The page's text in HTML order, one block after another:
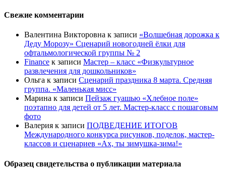
Свежие комментарии
Валентина Викторовна к записи «Волшебная дорожка к
Деду Морозу» Сценарий новогодней ёлки для
офтальмологической группы № 2
Finance к записи Мастер – класс «Физкультурное
развлечения для дошкольников»
Ольга к записи Сценарий праздника 8 марта. Средняя
группа. «Маленькая мисс»
Марина к записи Пейзаж гуашью «Хлебное поле»
поэтапно для детей от 5 лет. Мастер-класс с пошаговым
фото
Валерия к записи ПОДВЕДЕНИЕ ИТОГОВ
Международного конкурса рисунков, поделок, мастер-
классов и сценариев «Ах, ты зимушка-зима!»
Образец свидетельства о публикации материала